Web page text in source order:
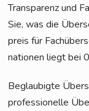
Trans­pa­renz und
Sie, was die
preis für
na­tio­nen liegt bei
Beglau­big­te
pro­fes­sio­nel­le